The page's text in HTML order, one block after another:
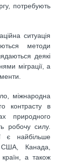
потребують
ситуація
методи
деякі
міграції, а
міжнародна
контрасту в
природного
робочу силу.
є найбільше
США, Канада,
країн, а також